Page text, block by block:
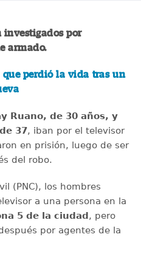
investigados por
armado.
que perdió la vida tras un
Ruano, de 30 años, y
37, iban por el televisor
en prisión, luego de ser
del robo.
(PNC), los hombres
a una persona en la
5 de la ciudad, pero
por agentes de la